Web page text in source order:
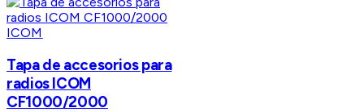
ICOM
Tapa de accesorios para
radios ICOM
CF1000/2000